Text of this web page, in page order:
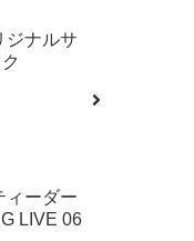
ジナルサ
ィーダー
LIVE 06